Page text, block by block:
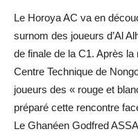
Le Horoya AC va en
surnom des joueurs d’Al
de finale de la C1. Après
Centre Technique de
joueurs des « rouge et
préparé cette rencontre
Le Ghanéen Godfred